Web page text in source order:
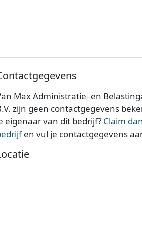
Max Administratie- en
zijn geen contactgegevens
eigenaar van dit bedrijf? Claim
en vul je contactgegevens